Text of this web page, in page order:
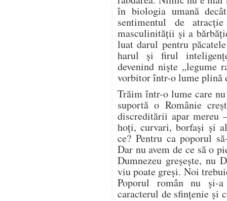
în biologia umană
sentimentul de
masculinității și a
luat darul pentru
harul și firul
devenind niște „legume
vorbitor într-o lume plină
Trăim într-o lume care
suportă o Românie
discreditării apar
hoți, curvari, borfași și
ce? Pentru ca poporul
Dar nu avem de ce să o
Dumnezeu greșește, nu
viu poate greși. Noi
Poporul român nu și-
caracterul de sfințenie și